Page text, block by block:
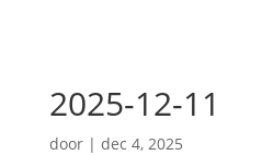
2025-12-11
door | dec 4, 2025